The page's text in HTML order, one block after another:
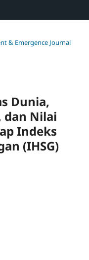
& Emergence Journal
Dunia,
dan Nilai
Indeks
(IHSG)